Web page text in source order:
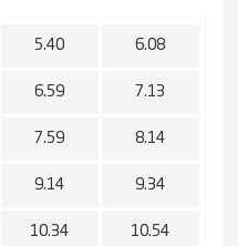
5.40 6.08
6.59 7.13
7.59 8.14
9.14 9.34
10.34 10.54